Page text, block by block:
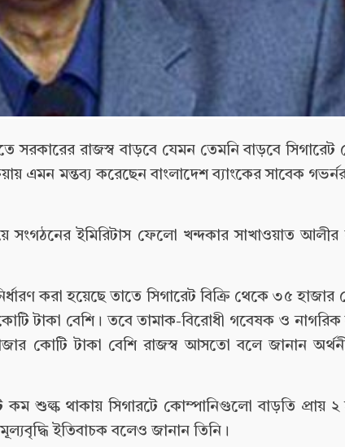
সরকারের রাজস্ব বাড়বে যেমন তেমনি বাড়বে
এমন মন্তব্য করেছেন বাংলাদেশ ব্যাংকের সাবেক
সংগঠনের ইমিরিটাস ফেলো খন্দকার সাখাওয়াত আলীর
করা হয়েছে তাতে সিগারেট বিক্রি থেকে ৩৫
টাকা বেশি। তবে তামাক-বিরোধী গবেষক ও নাগরিক
কোটি টাকা বেশি রাজস্ব আসতো বলে জানান
কম শুল্ক থাকায় সিগারটে কোম্পানিগুলো বাড়তি প্রায়
ইতিবাচক বলেও জানান তিনি।